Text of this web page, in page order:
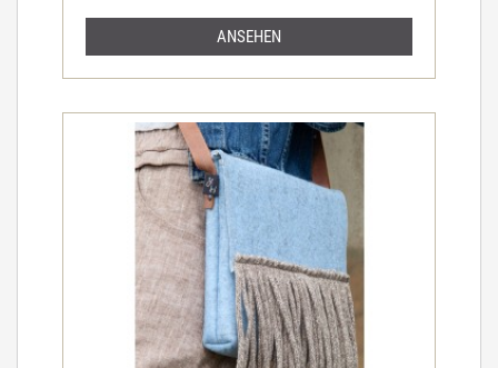
ANSEHEN